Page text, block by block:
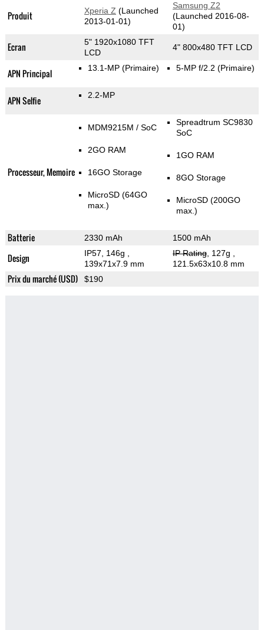
Produit Xperia Z (Launched
2013-01-01)
Samsung Z2
(Launched 2016-08-
01)
Ecran
5" 1920x1080 TFT
LCD
4" 800x480 TFT LCD
APN Principal 13.1-MP (Primaire) 5-MP f/2.2 (Primaire)
APN Selfie 2.2-MP
Processeur, Memoire
MDM9215M / SoC
2GO RAM
16GO Storage
MicroSD (64GO
max.)
Spreadtrum SC9830
SoC
1GO RAM
8GO Storage
MicroSD (200GO
max.)
Batterie 2330 mAh 1500 mAh
Design IP57, 146g
139x71x7.9 mm
IP Rating, 127g
121.5x63x10.8 mm
Prix du marché (USD) $190